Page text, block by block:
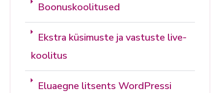
Boonuskoolitused
Ekstra küsimuste ja vastuste live-
koolitus
Eluaegne litsents WordPressi